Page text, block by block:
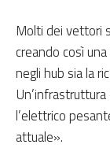
Molti dei vettori
creando così
negli hub sia la
l’elettrico
attuale».